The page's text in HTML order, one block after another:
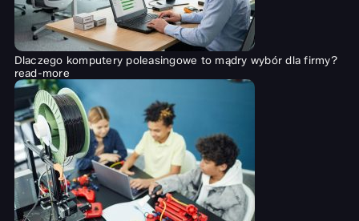
Dlaczego komputery poleasingowe to mądry wybór dla firmy?
read-more